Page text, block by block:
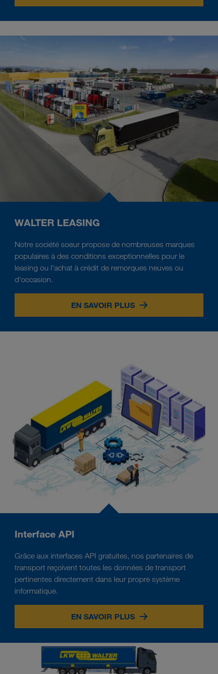
WALTER LEASING
Notre société soeur propose de nombreuses marques
populaires à des conditions exceptionnelles pour le
leasing ou l'achat à crédit de remorques neuves ou
d'occasion.
EN SAVOIR PLUS
Interface API
Grâce aux interfaces API gratuites, nos partenaires de
transport reçoivent toutes les données de transport
pertinentes directement dans leur propre système
informatique.
EN SAVOIR PLUS